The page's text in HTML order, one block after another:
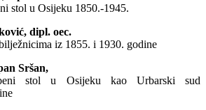
stol u Osijeku 1850.-1945.
dipl. oec.
iz 1855. i 1930. godine
Sršan,
stol u Osijeku kao Urbarski sud